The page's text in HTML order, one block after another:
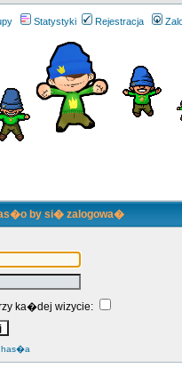
Statystyki Rejestracja
by si� zalogowa�
ka�dej wizycie:
has�a